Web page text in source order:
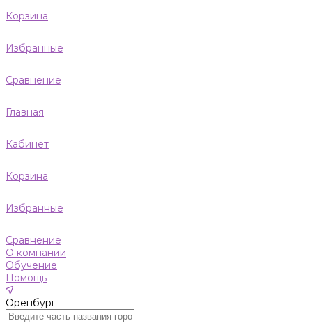
Корзина
Избранные
Сравнение
Главная
Кабинет
Корзина
Избранные
Сравнение
О компании
Обучение
Помощь
Оренбург